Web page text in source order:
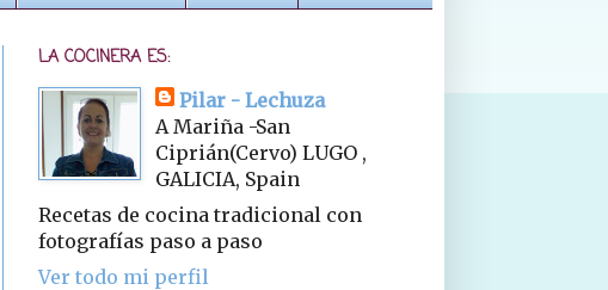
LA COCINERA ES:
Pilar - Lechuza
A Mariña -San
Ciprián(Cervo) LUGO ,
GALICIA, Spain
Recetas de cocina tradicional con
fotografías paso a paso
Ver todo mi perfil